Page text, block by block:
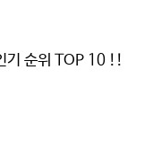
기 순위 TOP 10 !!